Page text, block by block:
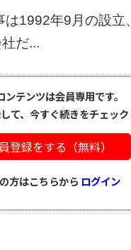
は1992年9月の設立
だ...
ンテンツは会員専用です。
て、今すぐ続きをチェック
登録をする（無料）
方はこちらから ログイン